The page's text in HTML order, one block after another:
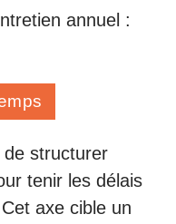
annuel :
de structurer
tenir les délais
axe cible un